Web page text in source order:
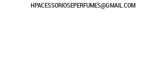
HPACESSORIOSEPERFUMES@GMAIL.COM